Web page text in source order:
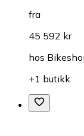
fra
45 592 kr
hos
+1 butikk